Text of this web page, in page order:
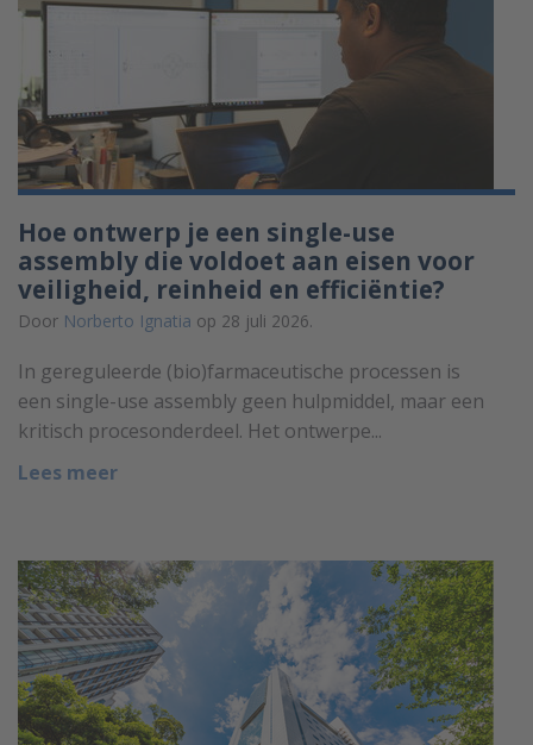
Hoe ontwerp je een single-use
assembly die voldoet aan eisen voor
veiligheid, reinheid en efficiëntie?
Door Norberto Ignatia op 28 juli 2026.
In gereguleerde (bio)farmaceutische processen is
een single-use assembly geen hulpmiddel, maar een
kritisch procesonderdeel. Het ontwerpe...
Lees meer